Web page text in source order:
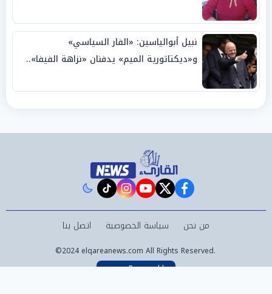
نبيل أبوالياسين: «الفار السياسي»
و«ديكتاتورية الميم» يدفنان «نزاهة الفيفا»..
facebook
twitter
youtube
instagram
tiktok
من نحن سياسة الخصوصية اتصل بنا
©2024 elqareanews.com All Rights Reserved.
Powered by